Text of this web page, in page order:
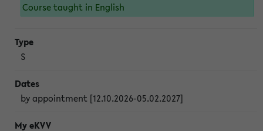
Course taught in English
S
by appointment [12.10.2026-05.02.2027]